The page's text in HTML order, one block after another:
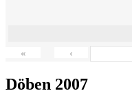
« ‹
Döben 2007